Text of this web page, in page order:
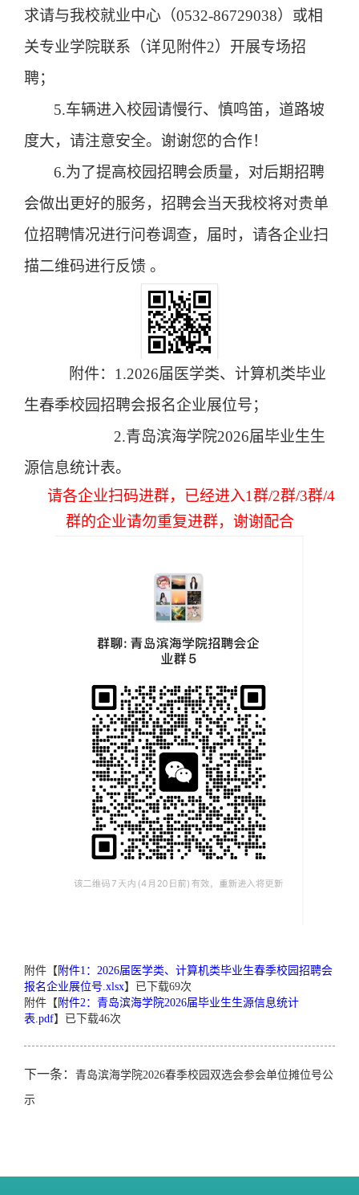
求请与我校就业中心（0532-86729038）或相
关专业学院联系（详见附件2）开展专场招
聘；
5.车辆进入校园请慢行、慎鸣笛，道路坡
度大，请注意安全。谢谢您的合作！
6.为了提高校园招聘会质量，对后期招聘
会做出更好的服务，招聘会当天我校将对贵单
位招聘情况进行问卷调查，届时，请各企业扫
描二维码进行反馈 。
附件： 1 .2026届 医学类、计算机类毕业
生春季校园招聘会报名企业展位号；
2.青岛滨海学院2026届毕业生生
源信息统计表。
请各企业扫码进群，已经进入1群/2群/3群/4
群的企业请勿重复进群，谢谢配合
附件【 附件1：2026届医学类、计算机类毕业生春季校园招聘会
报名企业展位号.xlsx】已下载69次
附件【 附件2：青岛滨海学院2026届毕业生生源信息统计
表.pdf】已下载46次
下一条： 青岛滨海学院2026春季校园双选会参会单位摊位号公
示